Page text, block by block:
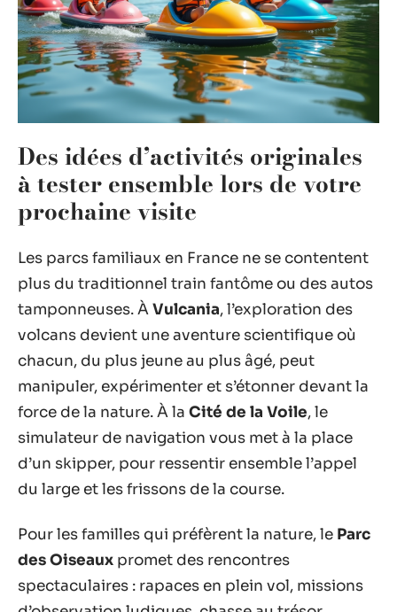
Des idées d’activités originales
à tester ensemble lors de votre
prochaine visite
Les parcs familiaux en France ne se contentent
plus du traditionnel train fantôme ou des autos
tamponneuses. ÀVulcania, l’exploration des
volcans devient une aventure scientifique où
chacun, du plus jeune au plus âgé, peut
manipuler, expérimenter et s’étonner devant la
force de la nature. À la Cité de la Voile, le
simulateur de navigation vous met à la place
d’un skipper, pour ressentir ensemble l’appel
du large et les frissons de la course.
Pour les familles qui préfèrent la nature, le Parc
des Oiseaux promet des rencontres
spectaculaires : rapaces en plein vol, missions